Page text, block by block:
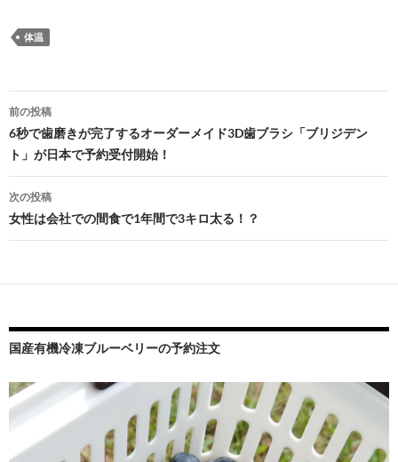
体温
投
稿
ナ
ビ
ゲ
シ
ョ
ン
前の投稿
6秒で歯磨きが完了するオーダーメイド3D歯ブラシ「ブリジデン
ト」が日本で予約受付開始！
次の投稿
女性は会社での間食で1年間で3キロ太る！？
国産有機冷凍ブルーベリーの予約注文